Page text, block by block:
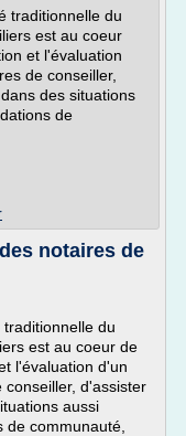
traditionnelle du
est au coeur
et l'évaluation
de conseiller,
des situations
de
notaires de
du
est au coeur de
l'évaluation d'un
d'assister
aussi
communauté,